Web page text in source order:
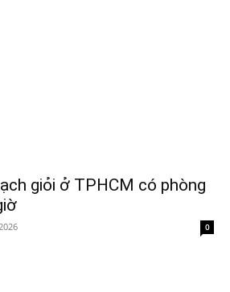
giỏi ở TPHCM có phòng
0